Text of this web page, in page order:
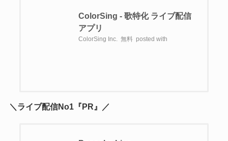
ColorSing - 歌特化 ライブ配信
アプリ
ColorSing Inc. 無料 posted with
＼ライブ配信No1『PR』／